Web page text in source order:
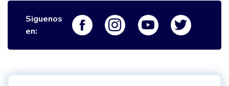
Siguenos
en:
Logo FacebookLogo InstagramLogo Youtube